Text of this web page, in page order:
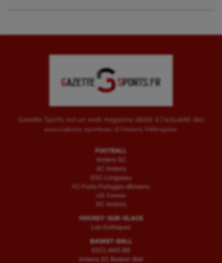
UNSS
Wakeboard
Gazette Sports est un web magazine dédié à l'actualité des
associations sportives d'Amiens Métropole.
FOOTBALL
Amiens SC
AC Amiens
ESC Longueau
FC Porto Portugais d’Amiens
US Camon
RC Amiens
HOCKEY-SUR-GLACE
Les Gothiques
BASKET-BALL
ESCLAMS BB
Amiens SC Basket-Ball